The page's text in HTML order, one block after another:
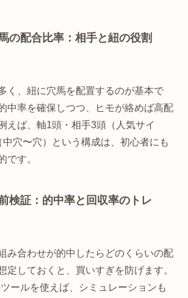
の配合比率：相手と紐の役割
く、紐に穴馬を配置するのが基本で
中率を確保しつつ、ヒモが絡めば高配
えば、軸1頭・相手3頭（人気サイ
中穴〜穴）という構成は、初心者にも
です。
検証：的中率と回収率のトレ
み合わせが的中したらどのくらいの配
定しておくと、買いすぎを防げます。
ールを使えば、シミュレーションも